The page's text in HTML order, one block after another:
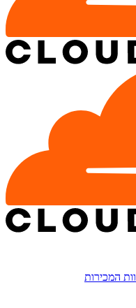
המכירות